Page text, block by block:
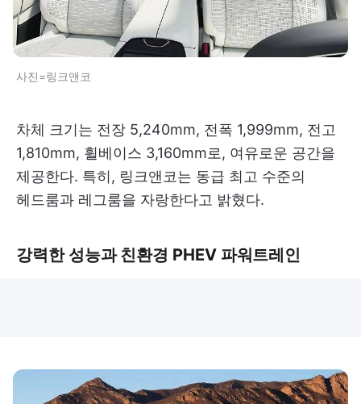
사진=링크앤코
차체 크기는 전장 5,240mm, 전폭 1,999mm, 전고
1,810mm, 휠베이스 3,160mm로, 여유로운 공간을
제공한다. 특히, 링크앤코는 동급 최고 수준의
헤드룸과 레그룸을 자랑한다고 밝혔다.
강력한 성능과 친환경 PHEV 파워트레인